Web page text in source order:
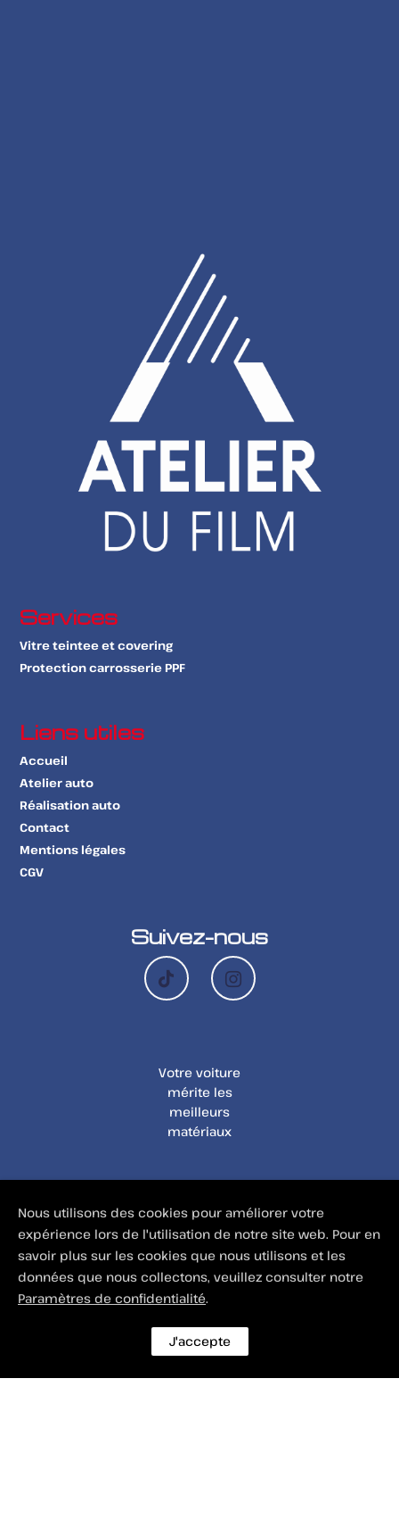
Services
Vitre teintee et covering
Protection carrosserie PPF
Liens utiles
Accueil
Atelier auto
Réalisation auto
Contact
Mentions légales
CGV
Suivez-nous
Votre voiture
mérite les
meilleurs
matériaux
Nous utilisons des cookies pour améliorer votre
expérience lors de l'utilisation de notre site web. Pour en
savoir plus sur les cookies que nous utilisons et les
données que nous collectons, veuillez consulter notre
Paramètres de confidentialité.
J'accepte